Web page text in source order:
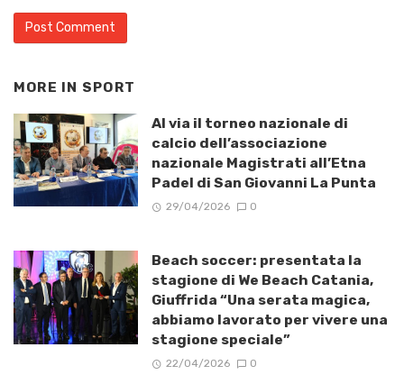
MORE IN SPORT
Al via il torneo nazionale di
calcio dell’associazione
nazionale Magistrati all’Etna
Padel di San Giovanni La Punta
29/04/2026 0
Beach soccer: presentata la
stagione di We Beach Catania,
Giuffrida “Una serata magica,
abbiamo lavorato per vivere una
stagione speciale”
22/04/2026 0